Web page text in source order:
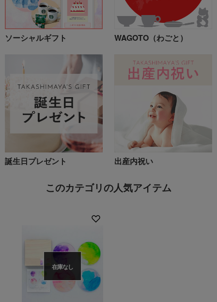
ソーシャルギフト WAGOTO（わごと）
誕生日プレゼント 出産内祝い
このカテゴリの人気アイテム
在庫なし